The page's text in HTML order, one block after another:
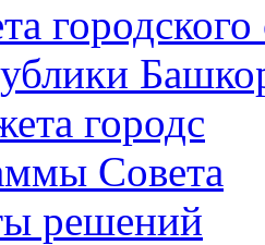
городс
Совета
решений